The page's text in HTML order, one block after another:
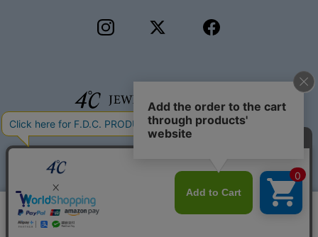
©F.D.C.PRODUCTS INC.
このサイトではサービス向上のためクッキー
を利用しています。